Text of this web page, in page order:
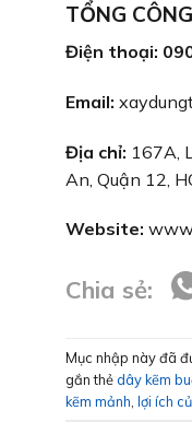
TỔNG
Điện thoại:
Email:
Địa chỉ: 167A,
An, Quận 12,
Website:
Chia sẻ:
Mục nhập này đã
gắn thẻ dây kẽm
kẽm mảnh lợi ích